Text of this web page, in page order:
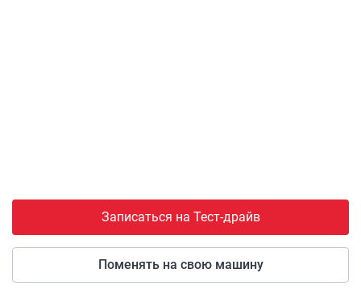
Записаться на Тест-драйв
Поменять на свою машину